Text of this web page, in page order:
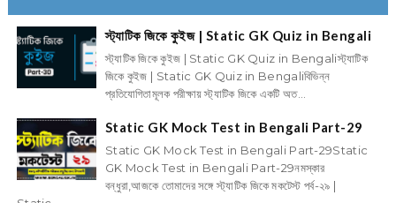
স্ট্যাটিক জিকে কুইজ | Static GK Quiz in Bengali
স্ট্যাটিক জিকে কুইজ | Static GK Quiz in Bengaliস্ট্যাটিক
জিকে কুইজ | Static GK Quiz in Bengaliবিভিন্ন
প্রতিযোগিতামূলক পরীক্ষায় স্ট্যাটিক জিকে একটি অত...
Static GK Mock Test in Bengali Part-29
Static GK Mock Test in Bengali Part-29Static
GK Mock Test in Bengali Part-29নমস্কার
বন্ধুরা,আজকে তোমাদের সঙ্গে স্ট্যাটিক জিকে মকটেস্ট পর্ব-২৯ |